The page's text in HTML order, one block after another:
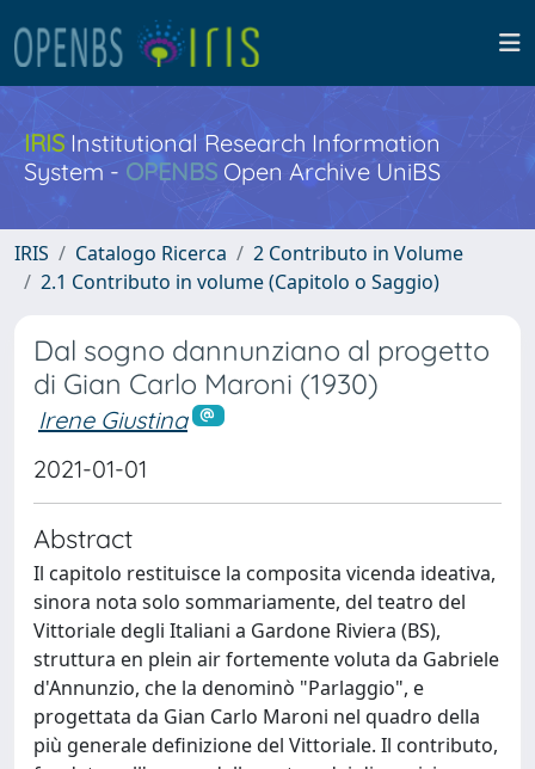
IRISInstitutional Research Information
System - OPENBS Open Archive UniBS
IRIS Catalogo Ricerca
2 Contributo in Volume
2.1 Contributo in volume (Capitolo o Saggio)
Dal sogno dannunziano al progetto
di Gian Carlo Maroni (1930)
Irene Giustina
2021-01-01
Abstract
Il capitolo restituisce la composita vicenda ideativa,
sinora nota solo sommariamente, del teatro del
Vittoriale degli Italiani a Gardone Riviera (BS),
struttura en plein air fortemente voluta da Gabriele
d'Annunzio, che la denominò "Parlaggio", e
progettata da Gian Carlo Maroni nel quadro della
più generale definizione del Vittoriale. Il contributo,